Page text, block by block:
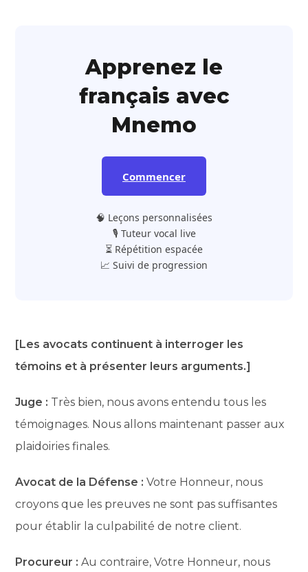
Apprenez le
français avec
Mnemo
Commencer
🧠 Leçons personnalisées
🎙️ Tuteur vocal live
⏳ Répétition espacée
📈 Suivi de progression
[Les avocats continuent à interroger les
témoins et à présenter leurs arguments.]
Juge : Très bien, nous avons entendu tous les
témoignages. Nous allons maintenant passer aux
plaidoiries finales.
Avocat de la Défense : Votre Honneur, nous
croyons que les preuves ne sont pas suffisantes
pour établir la culpabilité de notre client.
Procureur : Au contraire, Votre Honneur, nous